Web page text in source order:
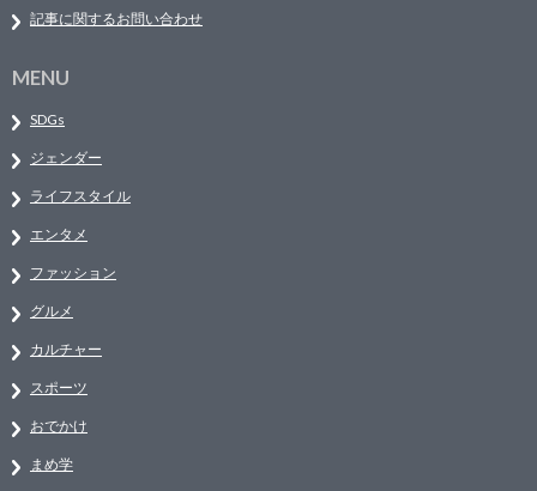
記事に関するお問い合わせ
MENU
SDGs
ジェンダー
ライフスタイル
エンタメ
ファッション
グルメ
カルチャー
スポーツ
おでかけ
まめ学